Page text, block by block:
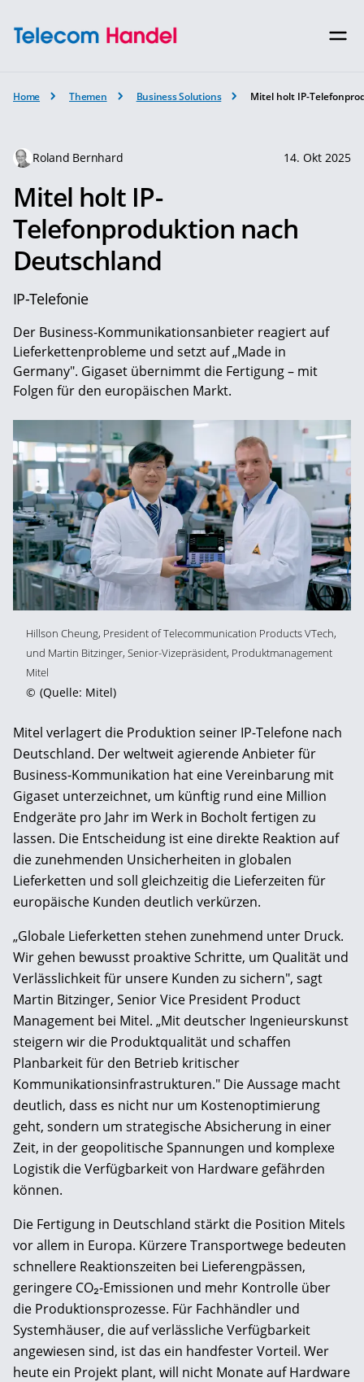
Home Themen Business Solutions Mitel holt IP-
Roland Bernhard 14. Okt 2025
Mitel holt IP-
Telefonproduktion nach
Deutschland
IP-Telefonie
Der Business-Kommunikationsanbieter reagiert auf
Lieferkettenprobleme und setzt auf „Made in
Germany". Gigaset übernimmt die Fertigung – mit
Folgen für den europäischen Markt.
Hillson Cheung, President of Telecommunication Products VTech,
und Martin Bitzinger, Senior-Vizepräsident, Produktmanagement
Mitel
© (Quelle: Mitel)
Mitel verlagert die Produktion seiner IP-Telefone nach
Deutschland. Der weltweit agierende Anbieter für
Business-Kommunikation hat eine Vereinbarung mit
Gigaset unterzeichnet, um künftig rund eine Million
Endgeräte pro Jahr im Werk in Bocholt fertigen zu
lassen. Die Entscheidung ist eine direkte Reaktion auf
die zunehmenden Unsicherheiten in globalen
Lieferketten und soll gleichzeitig die Lieferzeiten für
europäische Kunden deutlich verkürzen.
„Globale Lieferketten stehen zunehmend unter Druck.
Wir gehen bewusst proaktive Schritte, um Qualität und
Verlässlichkeit für unsere Kunden zu sichern", sagt
Martin Bitzinger, Senior Vice President Product
Management bei Mitel. „Mit deutscher Ingenieurskunst
steigern wir die Produktqualität und schaffen
Planbarkeit für den Betrieb kritischer
Kommunikationsinfrastrukturen." Die Aussage macht
deutlich, dass es nicht nur um Kostenoptimierung
geht, sondern um strategische Absicherung in einer
Zeit, in der geopolitische Spannungen und komplexe
Logistik die Verfügbarkeit von Hardware gefährden
können.
Die Fertigung in Deutschland stärkt die Position Mitels
vor allem in Europa. Kürzere Transportwege bedeuten
schnellere Reaktionszeiten bei Lieferengpässen,
geringere CO₂-Emissionen und mehr Kontrolle über
die Produktionsprozesse. Für Fachhändler und
Systemhäuser, die auf verlässliche Verfügbarkeit
angewiesen sind, ist das ein handfester Vorteil. Wer
heute ein Projekt plant, will nicht Monate auf Hardware